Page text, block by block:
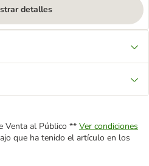
detalles
Venta al Público ** Ver condiciones
que ha tenido el artículo en los